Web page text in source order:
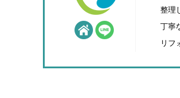
整理
丁寧
リフ